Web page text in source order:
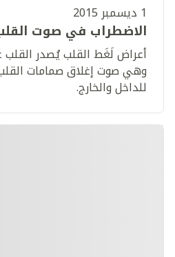
1 ديسمبر 2015
الاضطراب في صوت
أعراض لَغَط القلب يُصدر
وهي صوت إغلاق صمامات
للداخل والخارج.